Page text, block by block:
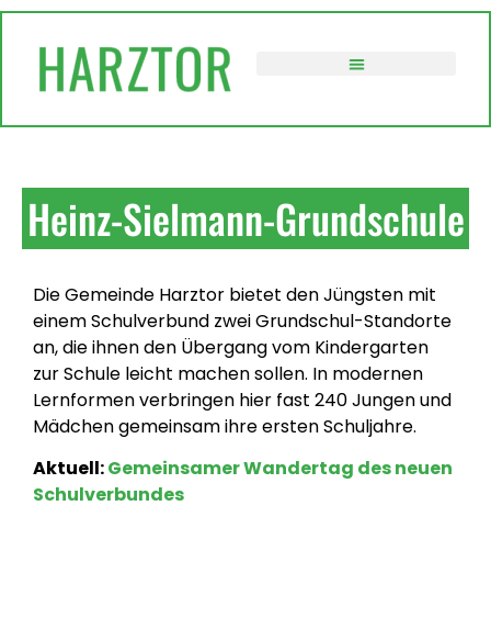
Heinz-Sielmann-Grundschule
Die Gemeinde Harztor bietet den Jüngsten mit
einem Schulverbund zwei Grundschul-Standorte
an, die ihnen den Übergang vom Kindergarten
zur Schule leicht machen sollen. In modernen
Lernformen verbringen hier fast 240 Jungen und
Mädchen gemeinsam ihre ersten Schuljahre.
Aktuell:Gemeinsamer Wandertag des neuen
Schulverbundes